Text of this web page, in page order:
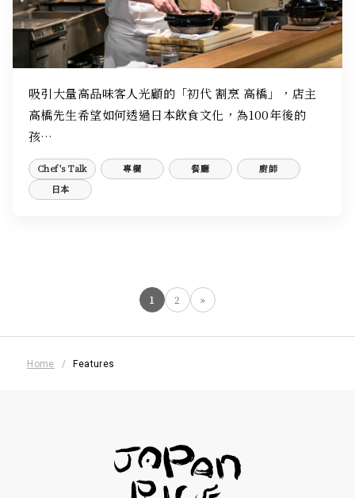
吸引大量高品味客人光顧的「初代 割烹 高橋」，店主
高橋先生希望如何透過日本飲食文化，為100年後的
孩…
Chef's Talk 專欄 餐廳
廚師
日本
1 2 »
Home Features